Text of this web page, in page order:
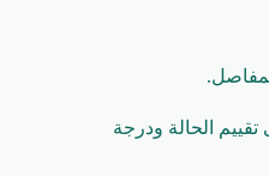
تقييم الحالة ودرجة